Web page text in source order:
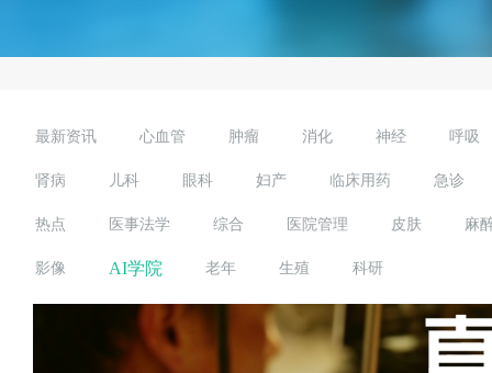
最新资讯 心血管 肿瘤 消化 神经 呼吸
肾病 儿科 眼科 妇产 临床用药 急诊
热点 医事法学 综合 医院管理 皮肤 麻
影像 AI学院 老年 生殖 科研